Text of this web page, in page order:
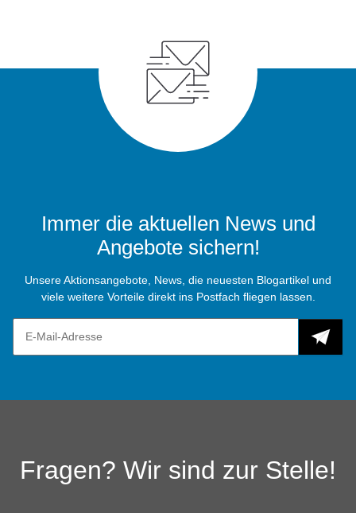
Immer die aktuellen News und
Angebote sichern!
Unsere Aktionsangebote, News, die neuesten Blogartikel und
viele weitere Vorteile direkt ins Postfach fliegen lassen.
Fragen? Wir sind zur Stelle!